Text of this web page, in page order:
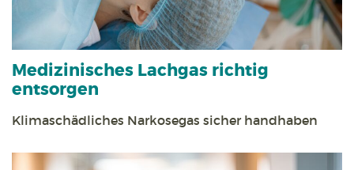
Medizinisches Lachgas richtig
entsorgen
Klimaschädliches Narkosegas sicher handhaben